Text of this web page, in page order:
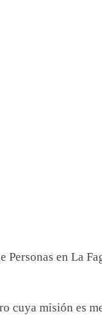
en La
cuya misión es